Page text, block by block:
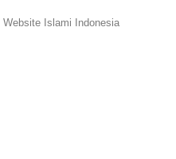
Islami Indonesia